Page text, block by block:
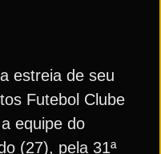
estreia de seu
Futebol Clube
equipe do
(27), pela 31ª